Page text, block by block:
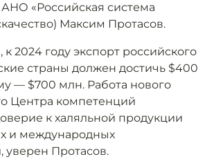
«Российская система
Максим Протасов.
к 2024 году экспорт российского
страны должен достичь $400
— $700 млн. Работа нового
Центра компетенций
к халяльной продукции
и международных
уверен Протасов.